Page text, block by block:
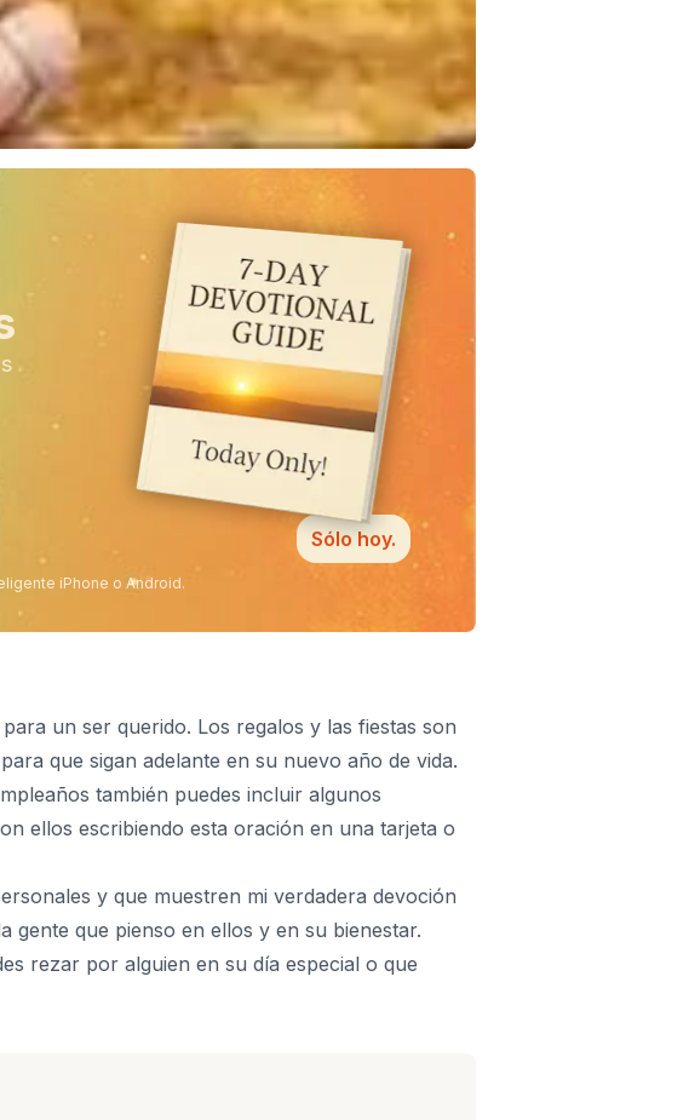
Sólo hoy.
iPhone o Android.
un ser querido. Los regalos y las fiestas son
que sigan adelante en su nuevo año de vida.
también puedes incluir algunos
ellos escribiendo esta oración en una tarjeta o
y que muestren mi verdadera devoción
que pienso en ellos y en su bienestar.
rezar por alguien en su día especial o que